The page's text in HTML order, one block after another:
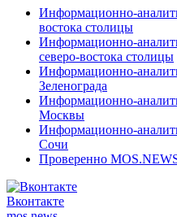
Информационно-
востока столицы
Информационно-
северо-востока столицы
Информационно-
Зеленограда
Информационно-
Москвы
Информационно-
Сочи
Проверенно
Вконтакте